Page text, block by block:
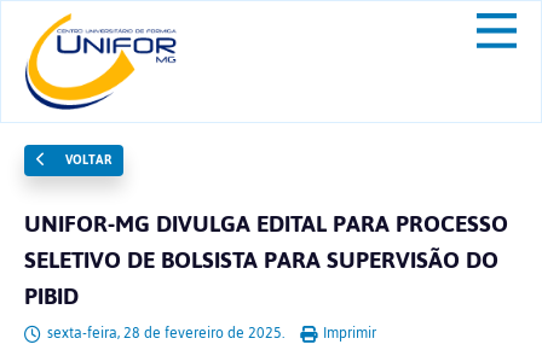
VOLTAR
UNIFOR-MG DIVULGA EDITAL PARA PROCESSO
SELETIVO DE BOLSISTA PARA SUPERVISÃO DO
PIBID
sexta-feira, 28 de fevereiro de 2025. Imprimir